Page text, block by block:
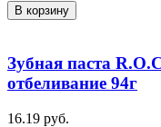
В корзину
Зубная паста
отбеливание 94г
16.19 руб.